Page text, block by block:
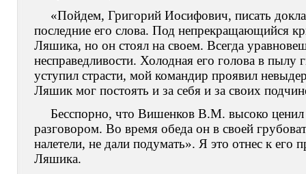
«Пойдем, Григорий Иосифович, писать
последние его слова. Под непрекращающийся
Ляшика, но он стоял на своем. Всегда
несправедливости. Холодная его голова в пылу
уступил страсти, мой командир проявил
Ляшик мог постоять и за себя и за своих
Бесспорно, что Вишенков В.М. высоко
разговором. Во время обеда он в своей
налетели, не дали подумать». Я это отнес к его
Ляшика.